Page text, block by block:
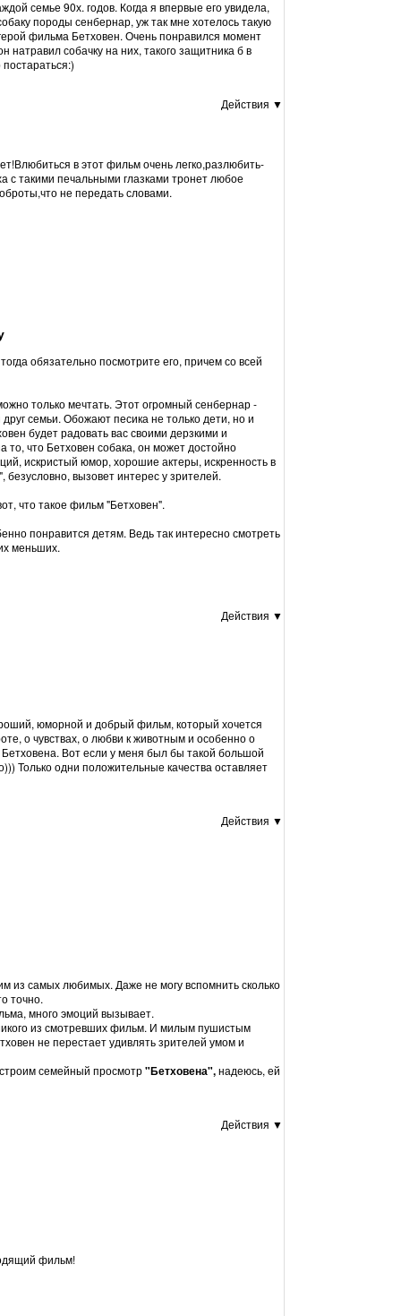
семье 90х. годов. Когда я впервые его увидела,
породы сенбернар, уж так мне хотелось такую
фильма Бетховен. Очень понравился момент
натравил собачку на них, такого защитника б в
Действия ▼
в этот фильм очень легко,разлюбить-
с такими печальными глазками тронет любое
не передать словами.
обязательно посмотрите его, причем со всей
только мечтать. Этот огромный сенбернар -
семьи. Обожают песика не только дети, но и
будет радовать вас своими дерзкими и
что Бетховен собака, он может достойно
искристый юмор, хорошие актеры, искренность в
вызовет интерес у зрителей.
что такое фильм "Бетховен".
понравится детям. Ведь так интересно смотреть
меньших.
Действия ▼
юморной и добрый фильм, который хочется
о чувствах, о любви к животным и особенно о
Бетховена. Вот если у меня был бы такой большой
Только одни положительные качества оставляет
Действия ▼
из самых любимых. Даже не могу вспомнить сколько
точно.
много эмоций вызывает.
из смотревших фильм. И милым пушистым
не перестает удивлять зрителей умом и
семейный просмотр"Бетховена",надеюсь, ей
Действия ▼
фильм!